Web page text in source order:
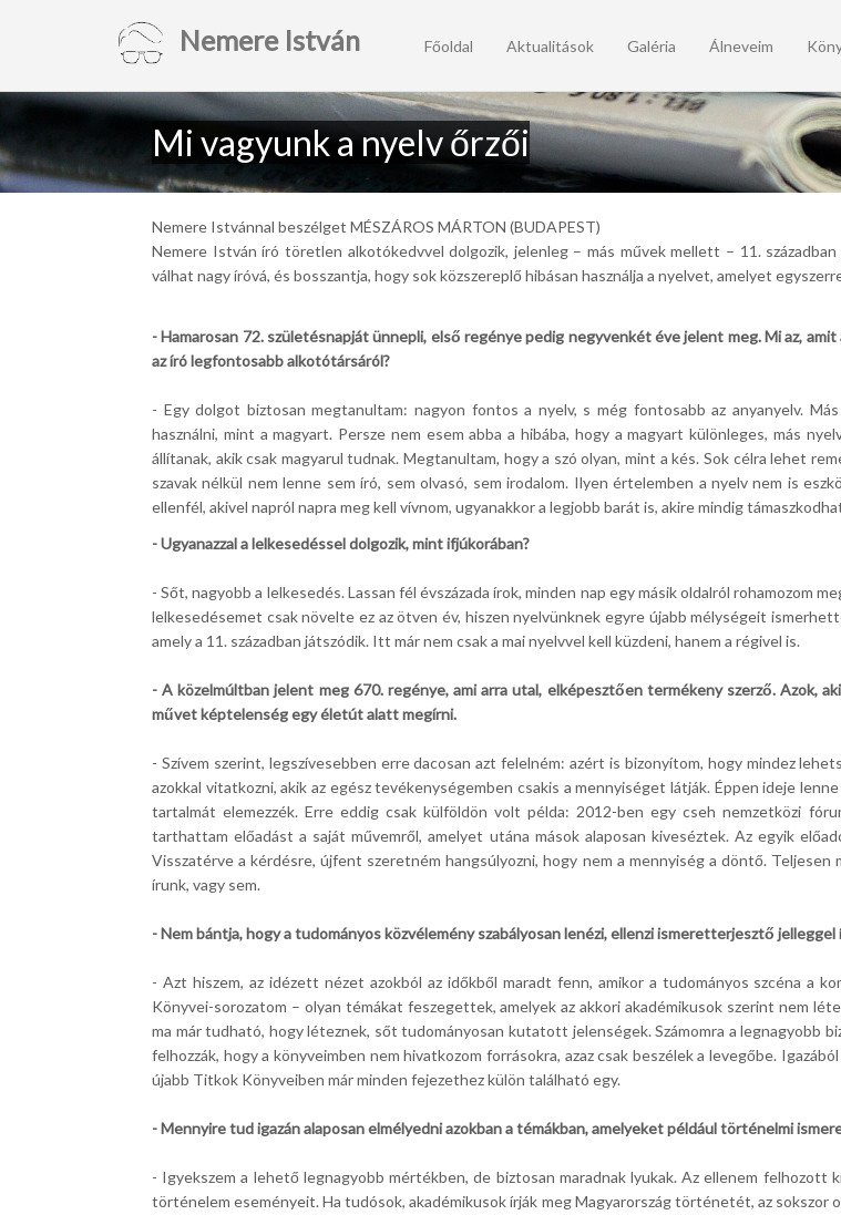
Nemere István Főoldal Aktualitások Galéria Álneveim
Mi vagyunk a nyelv őrzői
Nemere Istvánnal beszélget MÉSZÁROS MÁRTON (BUDAPEST)
Nemere István író töretlen alkotókedvvel dolgozik, jelenleg – más művek mellett – 11.
válhat nagy íróvá, és bosszantja, hogy sok közszereplő hibásan használja a nyelvet, amelyet
- Hamarosan 72. születésnapját ünnepli, első regénye pedig negyvenkét éve jelent meg. Mi az,
az író legfontosabb alkotótársáról?
- Egy dolgot biztosan megtanultam: nagyon fontos a nyelv, s még fontosabb az anyanyelv.
használni, mint a magyart. Persze nem esem abba a hibába, hogy a magyart különleges, más
állítanak, akik csak magyarul tudnak. Megtanultam, hogy a szó olyan, mint a kés. Sok célra lehet
szavak nélkül nem lenne sem író, sem olvasó, sem irodalom. Ilyen értelemben a nyelv nem is
ellenfél, akivel napról napra meg kell vívnom, ugyanakkor a legjobb barát is, akire mindig
- Ugyanazzal a lelkesedéssel dolgozik, mint ifjúkorában?
- Sőt, nagyobb a lelkesedés. Lassan fél évszázada írok, minden nap egy másik oldalról rohamozom
lelkesedésemet csak növelte ez az ötven év, hiszen nyelvünknek egyre újabb mélységeit
amely a 11. században játszódik. Itt már nem csak a mai nyelvvel kell küzdeni, hanem a régivel is.
- A közelmúltban jelent meg 670. regénye, ami arra utal, elképesztően termékeny szerző. Azok,
művet képtelenség egy életút alatt megírni.
- Szívem szerint, legszívesebben erre dacosan azt felelném: azért is bizonyítom, hogy mindez
azokkal vitatkozni, akik az egész tevékenységemben csakis a mennyiséget látják. Éppen ideje
tartalmát elemezzék. Erre eddig csak külföldön volt példa: 2012-ben egy cseh nemzetközi
tarthattam előadást a saját művemről, amelyet utána mások alaposan kiveséztek. Az egyik
Visszatérve a kérdésre, újfent szeretném hangsúlyozni, hogy nem a mennyiség a döntő. Teljesen
írunk, vagy sem.
- Nem bántja, hogy a tudományos közvélemény szabályosan lenézi, ellenzi ismeretterjesztő
- Azt hiszem, az idézett nézet azokból az időkből maradt fenn, amikor a tudományos szcéna a
Könyvei-sorozatom – olyan témákat feszegettek, amelyek az akkori akadémikusok szerint nem
ma már tudható, hogy léteznek, sőt tudományosan kutatott jelenségek. Számomra a legnagyobb
felhozzák, hogy a könyveimben nem hivatkozom forrásokra, azaz csak beszélek a levegőbe.
újabb Titkok Könyveiben már minden fejezethez külön található egy.
- Mennyire tud igazán alaposan elmélyedni azokban a témákban, amelyeket például történelmi
- Igyekszem a lehető legnagyobb mértékben, de biztosan maradnak lyukak. Az ellenem
történelem eseményeit. Ha tudósok, akadémikusok írják meg Magyarország történetét, az sokszor